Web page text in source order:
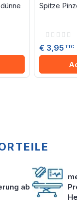
Spitze
Rating:
€ 3,95 TTC
ab